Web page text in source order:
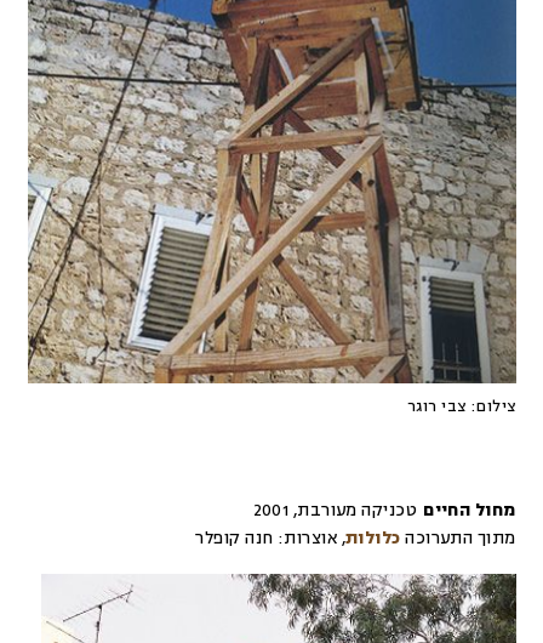
צילום: צבי רוגר
מחול החיים טכניקה מעורבת,
2001
מתוך התערוכה כלולות, אוצרות: חנה קופלר